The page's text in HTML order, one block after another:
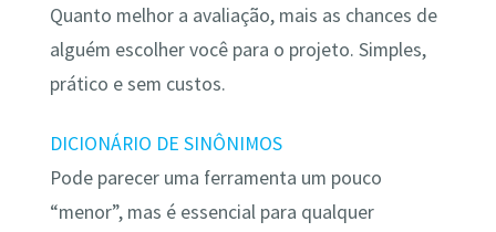
Quanto melhor a avaliação, mais as chances de
alguém escolher você para o projeto. Simples,
prático e sem custos.
DICIONÁRIO DE SINÔNIMOS
Pode parecer uma ferramenta um pouco
“menor”, mas é essencial para qualquer